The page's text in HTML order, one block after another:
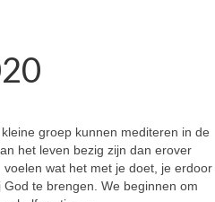
groep kunnen mediteren in de
het leven bezig zijn dan erover
wat het met je doet, je erdoor
te brengen. We beginnen om